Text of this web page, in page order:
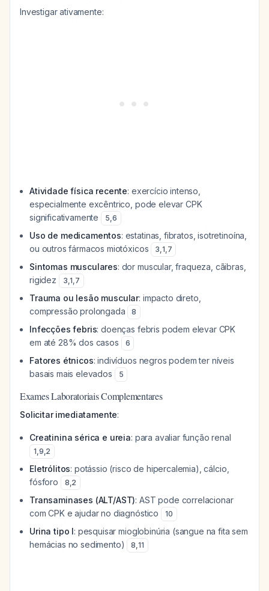
Investigar ativamente:
Atividade física recente: exercício intenso,
especialmente excêntrico, pode elevar CPK
significativamente
5,6
Uso de medicamentos: estatinas, fibratos, isotretinoína,
ou outros fármacos miotóxicos
3,1,7
Sintomas musculares: dor muscular, fraqueza, cãibras,
rigidez
3,1,7
Trauma ou lesão muscular: impacto direto,
compressão prolongada
8
Infecções febris: doenças febris podem elevar CPK
em até 28% dos casos
6
Fatores étnicos: indivíduos negros podem ter níveis
basais mais elevados
5
Exames Laboratoriais Complementares
Solicitar imediatamente:
Creatinina sérica e ureia: para avaliar função renal
1,9,2
Eletrólitos: potássio (risco de hipercalemia), cálcio,
fósforo
8,2
Transaminases (ALT/AST): AST pode correlacionar
com CPK e ajudar no diagnóstico
10
Urina tipo I: pesquisar mioglobinúria (sangue na fita sem
hemácias no sedimento)
8,11